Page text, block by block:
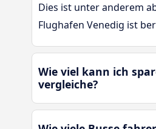
Dies ist unter anderem
Flughafen Venedig ist
Wie viel kann ich
vergleiche?